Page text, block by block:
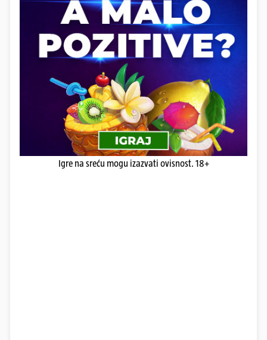
Igre na sreću mogu izazvati ovisnost. 18+